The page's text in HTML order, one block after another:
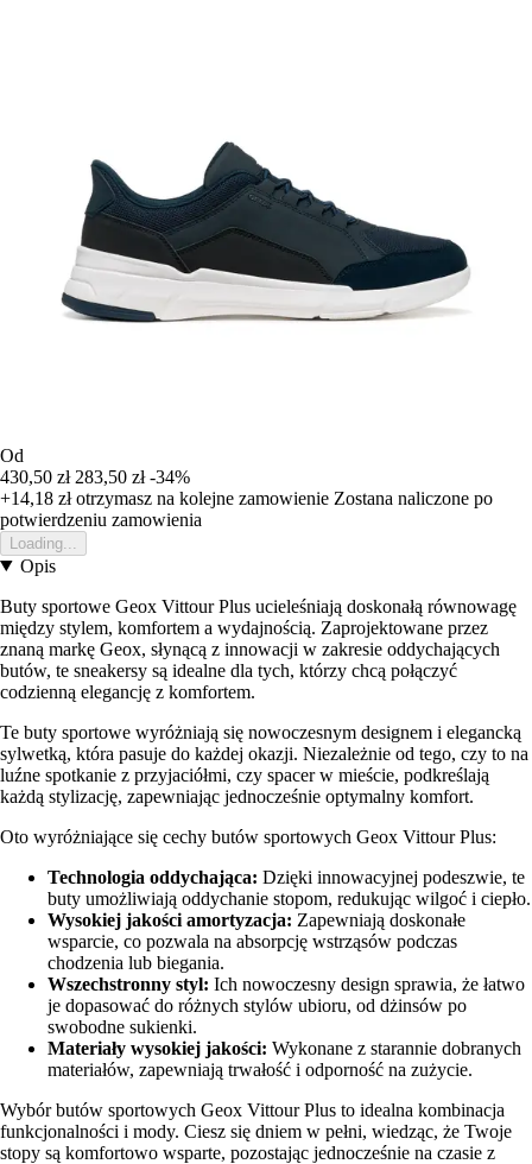
Od
430,50 zł 283,50 zł -34%
+14,18 złotrzymasz na kolejne zamowienie Zostana naliczone po
potwierdzeniu zamowienia
Loading...
Opis
Buty sportowe Geox Vittour Plus ucieleśniają doskonałą równowagę
między stylem, komfortem a wydajnością. Zaprojektowane przez
znaną markę Geox, słynącą z innowacji w zakresie oddychających
butów, te sneakersy są idealne dla tych, którzy chcą połączyć
codzienną elegancję z komfortem.
Te buty sportowe wyróżniają się nowoczesnym designem i elegancką
sylwetką, która pasuje do każdej okazji. Niezależnie od tego, czy to na
luźne spotkanie z przyjaciółmi, czy spacer w mieście, podkreślają
każdą stylizację, zapewniając jednocześnie optymalny komfort.
Oto wyróżniające się cechy butów sportowych Geox Vittour Plus:
Technologia oddychająca: Dzięki innowacyjnej podeszwie, te
buty umożliwiają oddychanie stopom, redukując wilgoć i ciepło.
Wysokiej jakości amortyzacja: Zapewniają doskonałe
wsparcie, co pozwala na absorpcję wstrząsów podczas
chodzenia lub biegania.
Wszechstronny styl: Ich nowoczesny design sprawia, że łatwo
je dopasować do różnych stylów ubioru, od dżinsów po
swobodne sukienki.
Materiały wysokiej jakości: Wykonane z starannie dobranych
materiałów, zapewniają trwałość i odporność na zużycie.
Wybór butów sportowych Geox Vittour Plus to idealna kombinacja
funkcjonalności i mody. Ciesz się dniem w pełni, wiedząc, że Twoje
stopy są komfortowo wsparte, pozostając jednocześnie na czasie z